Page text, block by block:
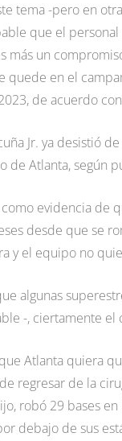
tema -pero en
que el
más un
quede en el
de acuerdo
Jr. ya desistió
de Atlanta, según
evidencia de
desde que se
y el equipo no
algunas
-, ciertamente el
Atlanta quiera
regresar de la
robó 29 bases
debajo de sus